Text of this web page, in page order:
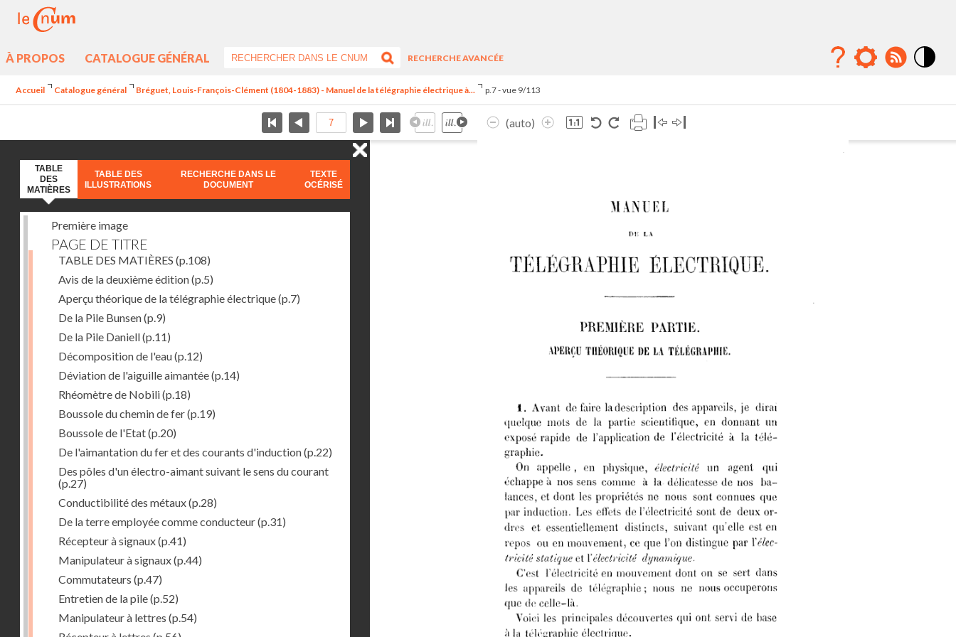
À PROPOS CATALOGUE GÉNÉRAL
RECHERCHE AVANCÉE
Accueil Catalogue général Bréguet, Louis-François-Clément (1804-1883) - Manuel de la télégraphie électrique à... p.7 - vue 9/113
(auto)
TABLE
DES
MATIÈRES
TABLE DES
ILLUSTRATIONS
RECHERCHE DANS LE
DOCUMENT
TEXTE
OCÉRISÉ
Première image
PAGE DE TITRE
TABLE DES MATIÈRES (p.108)
Avis de la deuxième édition(p.5)
Aperçu théorique de la télégraphie électrique(p.7)
De la Pile Bunsen(p.9)
De la Pile Daniell(p.11)
Décomposition de l'eau(p.12)
Déviation de l'aiguille aimantée(p.14)
Rhéomètre de Nobili(p.18)
Boussole du chemin de fer(p.19)
Boussole de l'Etat(p.20)
De l'aimantation du fer et des courants d'induction(p.22)
Des pôles d'un électro-aimant suivant le sens du courant
(p.27)
Conductibilité des métaux(p.28)
De la terre employée comme conducteur(p.31)
Récepteur à signaux(p.41)
Manipulateur à signaux(p.44)
Commutateurs (p.47)
Entretien de la pile(p.52)
Manipulateur à lettres (p.54)